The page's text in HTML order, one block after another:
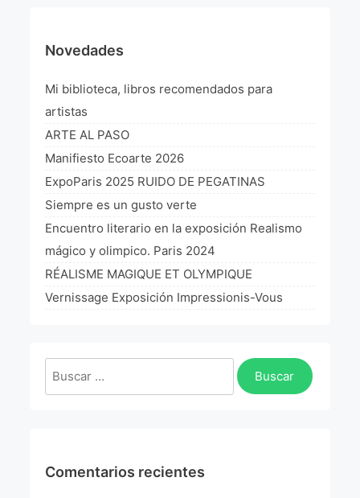
La Formule de l’art París 2020
L’art Latino-américain à Paris 2019
Reflecting Source. NY 2019
«Sincronías con sentido» Bogotá Colombia 2019
«Huellas trashumantes» New York 2018
Commissaire D’exposition
La Fórmula Científica Del Arte
Novedades
Mi biblioteca, libros recomendados para
artistas
ARTE AL PASO
Manifiesto Ecoarte 2026
ExpoParis 2025 RUIDO DE PEGATINAS
Siempre es un gusto verte
Encuentro literario en la exposición Realismo
mágico y olimpico. Paris 2024
RÉALISME MAGIQUE ET OLYMPIQUE
Vernissage Exposición Impressionis-Vous
Buscar:
Comentarios recientes